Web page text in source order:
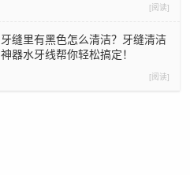
[阅读]
牙缝里有黑色怎么清洁？牙缝清洁
神器水牙线帮你轻松搞定！
[阅读]